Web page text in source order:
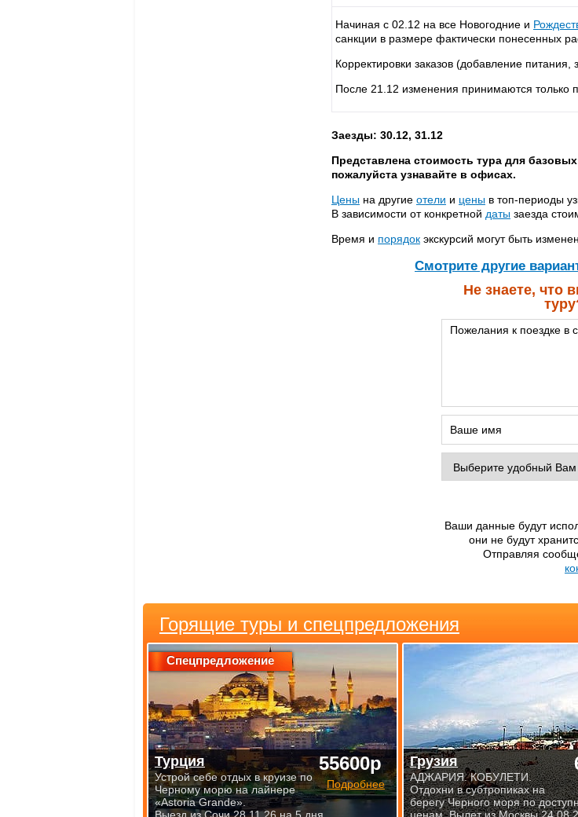
Начиная с 02.12 на все Новогодние и
санкции в размере фактически понесенных
Корректировки заказов (добавление
После 21.12 изменения принимаются только
Заезды: 30.12, 31.12
Представлена стоимость тура для базовых
пожалуйста узнавайте в офисах.
Цены на другие отели и цены в топ-периоды
В зависимости от конкретной даты заезда
Время и порядок экскурсий могут быть
Cмотрите другие
Не знаете, что
Ваши данные будут
они не будут
Отправляя
Горящие туры и спецпредложения
Спецпредложение
55600р
Подробнее
Турция
Устрой себе отдых в круизе по
Черному морю на лайнере
«Astoria Grande».
Грузия
АДЖАРИЯ. КОБУЛЕТИ.
Отдохни в субтропиках на
берегу Черного моря по